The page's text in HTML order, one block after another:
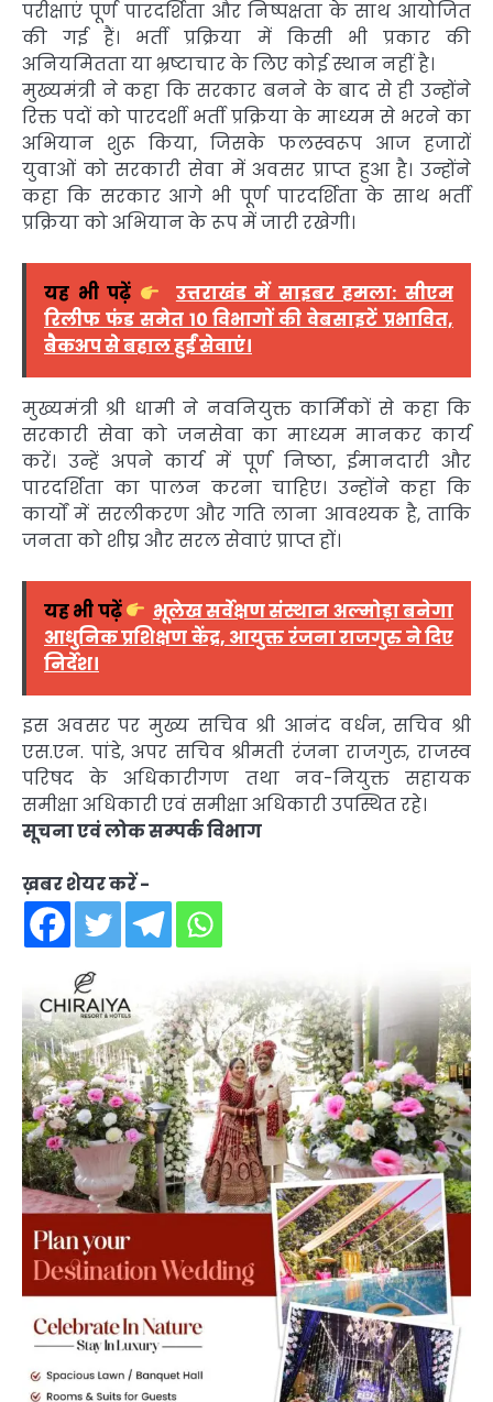
परीक्षाएं पूर्ण पारदर्शिता और निष्पक्षता के साथ आयोजित
की गई हैं। भर्ती प्रक्रिया में किसी भी प्रकार की
अनियमितता या भ्रष्टाचार के लिए कोई स्थान नहीं है।
मुख्यमंत्री ने कहा कि सरकार बनने के बाद से ही उन्होंने
रिक्त पदों को पारदर्शी भर्ती प्रक्रिया के माध्यम से भरने का
अभियान शुरू किया, जिसके फलस्वरूप आज हजारों
युवाओं को सरकारी सेवा में अवसर प्राप्त हुआ है। उन्होंने
कहा कि सरकार आगे भी पूर्ण पारदर्शिता के साथ भर्ती
प्रक्रिया को अभियान के रूप में जारी रखेगी।
यह भी पढ़ें
उत्तराखंड में साइबर हमला: सीएम
रिलीफ फंड समेत 10 विभागों की वेबसाइटें प्रभावित,
बैकअप से बहाल हुईं सेवाएं।
मुख्यमंत्री श्री धामी ने नवनियुक्त कार्मिकों से कहा कि
सरकारी सेवा को जनसेवा का माध्यम मानकर कार्य
करें। उन्हें अपने कार्य में पूर्ण निष्ठा, ईमानदारी और
पारदर्शिता का पालन करना चाहिए। उन्होंने कहा कि
कार्यों में सरलीकरण और गति लाना आवश्यक है, ताकि
जनता को शीघ्र और सरल सेवाएं प्राप्त हों।
यह भी पढ़ें
भूलेख सर्वेक्षण संस्थान अल्मोड़ा बनेगा
आधुनिक प्रशिक्षण केंद्र, आयुक्त रंजना राजगुरु ने दिए
निर्देश।
इस अवसर पर मुख्य सचिव श्री आनंद वर्धन, सचिव श्री
एस.एन. पांडे, अपर सचिव श्रीमती रंजना राजगुरु, राजस्व
परिषद के अधिकारीगण तथा नव-नियुक्त सहायक
समीक्षा अधिकारी एवं समीक्षा अधिकारी उपस्थित रहे।
सूचना एवं लोक सम्पर्क विभाग
ख़बर शेयर करें -